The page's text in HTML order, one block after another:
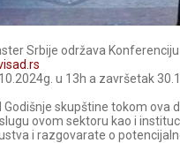
Srbije održava
u 13h a završetak
Godišnje skupštine tokom
ovom sektoru kao i
i razgovarate o